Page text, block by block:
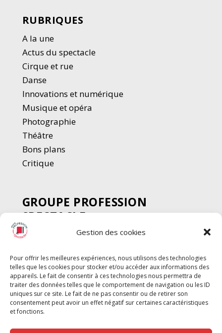
Gestion des cookies
Pour offrir les meilleures expériences, nous utilisons des technologies
telles que les cookies pour stocker et/ou accéder aux informations des
appareils. Le fait de consentir à ces technologies nous permettra de
traiter des données telles que le comportement de navigation ou les ID
uniques sur ce site. Le fait de ne pas consentir ou de retirer son
consentement peut avoir un effet négatif sur certaines caractéristiques
et fonctions.
RUBRIQUES
A la une
Actus du spectacle
Cirque et rue
Danse
Innovations et numérique
Musique et opéra
Photographie
Théâtre
Bons plans
Critique
GROUPE PROFESSION
SPECTACLE
Chèque Intermittents
Chèque Compta
Chèque Emploi Spectacle
G-Pods
Profession Audio-visuel